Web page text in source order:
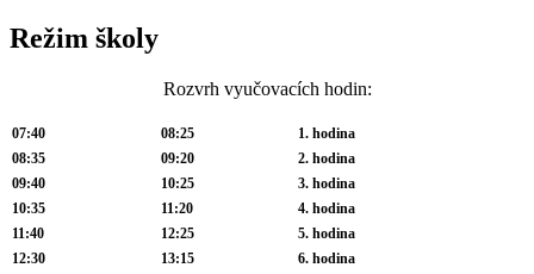
Režim školy
Rozvrh vyučovacích hodin:
07:40 08:25
1. hodina
08:35
09:20
2. hodina
09:40
10:25
3. hodina
10:35
11:20
4. hodina
11:40
12:25
5. hodina
12:30
13:15
6. hodina